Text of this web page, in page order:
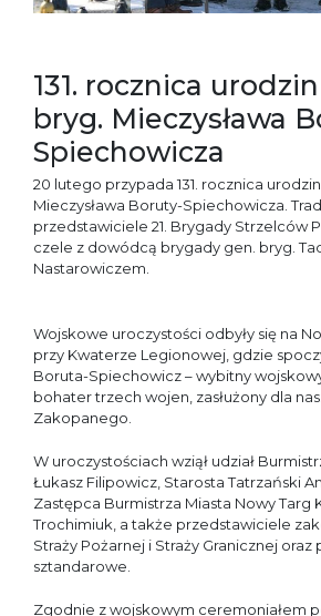
131. rocznica
bryg. Mieczysława
Spiechowicza
20 lutego przypada 131. rocznica
Mieczysława Boruty-Spiechowicza.
przedstawiciele 21. Brygady Strzelców
czele z dowódcą brygady gen. bryg.
Nastarowiczem.
Wojskowe uroczystości odbyły się na
przy Kwaterze Legionowej, gdzie
Boruta-Spiechowicz – wybitny
bohater trzech wojen, zasłużony dla
Zakopanego.
W uroczystościach wziął udział
Łukasz Filipowicz, Starosta Tatrzański
Zastępca Burmistrza Miasta Nowy Targ
Trochimiuk, a także przedstawiciele
Straży Pożarnej i Straży Granicznej oraz
sztandarowe.
Zgodnie z wojskowym ceremoniałem